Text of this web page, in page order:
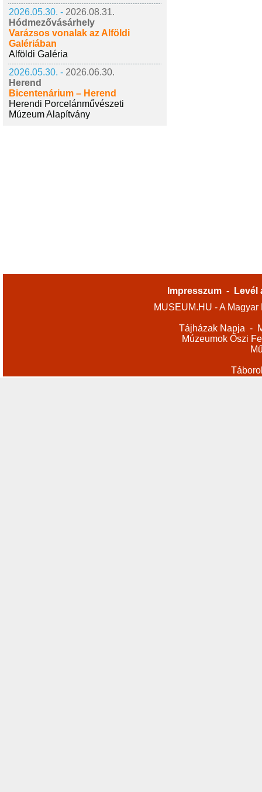
2026.05.30. - 2026.08.31.
Hódmezővásárhely
Varázsos vonalak az Alföldi
Galériában
Alföldi Galéria
2026.05.30. - 2026.06.30.
Herend
Bicentenárium – Herend
Herendi Porcelánművészeti
Múzeum Alapítvány
Impresszum -
Levél
MUSEUM.HU - A
Tájházak Napja -
Múzeumok Őszi